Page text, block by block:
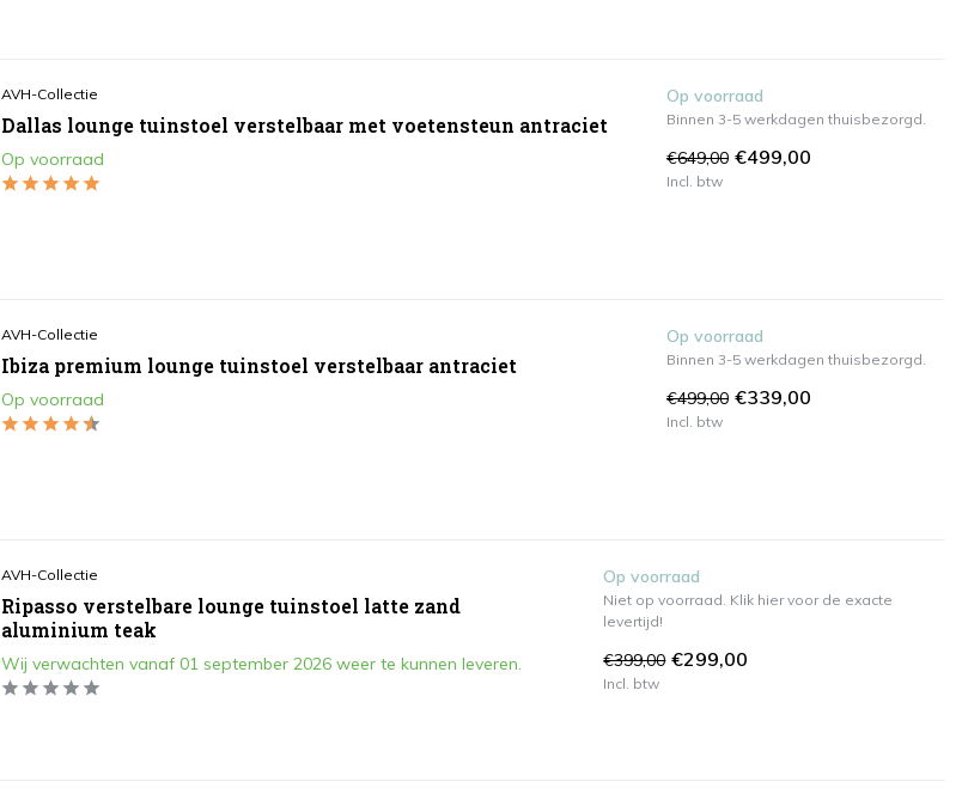
AVH-Collectie
Dallas lounge tuinstoel verstelbaar met voetensteun antraciet
Op voorraad
Op voorraad
Binnen 3-5 werkdagen thuisbezorgd.
€649,00 €499,00
Incl. btw
AVH-Collectie
Ibiza premium lounge tuinstoel verstelbaar antraciet
Op voorraad
Op voorraad
Binnen 3-5 werkdagen thuisbezorgd.
€499,00 €339,00
Incl. btw
AVH-Collectie
Ripasso verstelbare lounge tuinstoel latte zand
aluminium teak
Wij verwachten vanaf 01 september 2026 weer te kunnen leveren.
Op voorraad
Niet op voorraad. Klik hier voor de exacte
levertijd!
€399,00 €299,00
Incl. btw